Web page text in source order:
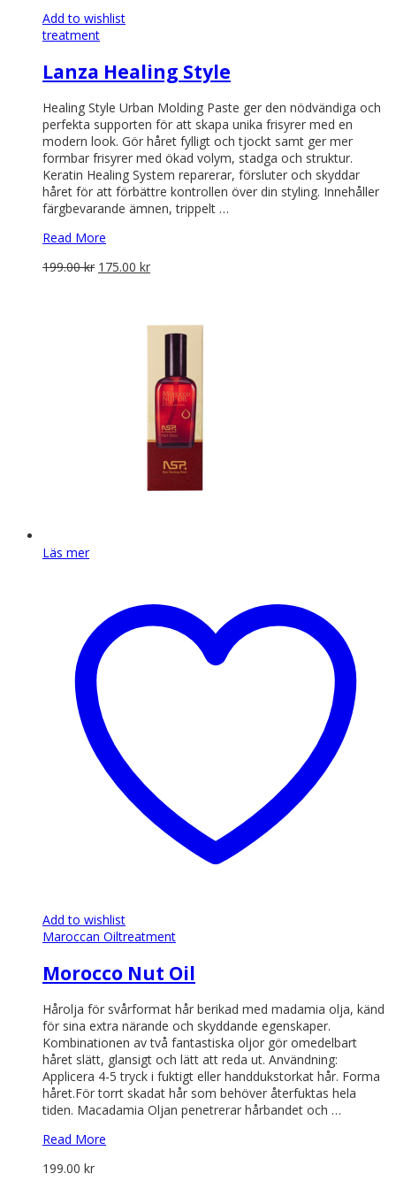
Add to wishlist
treatment
Lanza Healing Style
Healing Style Urban Molding Paste ger den nödvändiga och
perfekta supporten för att skapa unika frisyrer med en
modern look. Gör håret fylligt och tjockt samt ger mer
formbar frisyrer med ökad volym, stadga och struktur.
Keratin Healing System reparerar, försluter och skyddar
håret för att förbättre kontrollen över din styling. Innehåller
färgbevarande ämnen, trippelt …
Read More
199.00kr Det
175.00 krDet
175.00 kr.
Läs mer
Add to wishlist
Maroccan Oiltreatment
Morocco Nut Oil
Hårolja för svårformat hår berikad med madamia olja, känd
för sina extra närande och skyddande egenskaper.
Kombinationen av två fantastiska oljor gör omedelbart
håret slätt, glansigt och lätt att reda ut. Användning:
Applicera 4-5 tryck i fuktigt eller handdukstorkat hår. Forma
håret.För torrt skadat hår som behöver återfuktas hela
tiden. Macadamia Oljan penetrerar hårbandet och …
Read More
199.00 kr